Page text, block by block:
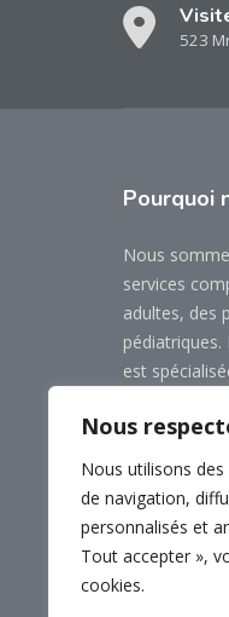
Nous
Nous utilisons
de navigation,
personnalisés et
Tout accepter »,
cookies.
523
Pourquoi
Nous
services
adultes, des
est
d’assistance
Prenez
Cartes